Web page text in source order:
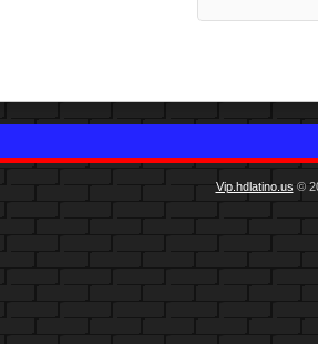
Vip.hdlatino.us©